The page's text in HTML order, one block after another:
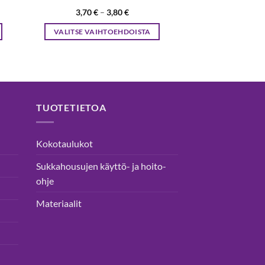
3,70€ – 3,80€Hintaluokka:
-
3,80 €
VALITSE VAIHTOEHDOISTA
Voit
sivulla.
TUOTETIETOA
Kokotaulukot
Sukkahousujen käyttö- ja hoito-
ohje
Materiaalit